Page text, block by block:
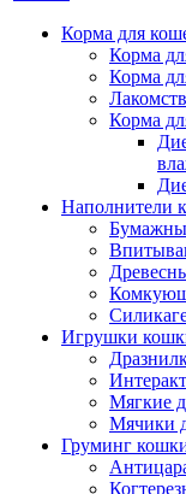
Корма для
Корма
Корма
Корма
Наполнители
Игрушки
Мягкие
Мячики
Груминг